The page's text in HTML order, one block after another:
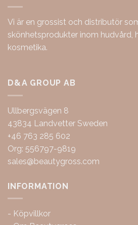
Vi är en grossist och distributör
skönhetsprodukter inom hudvård,
kosmetika.
D&A GROUP AB
Ullbergsvägen 8
43834 Landvetter Sweden
+46 763 285 602
Org: 556797-9819
sales@beautygross.com
INFORMATION
- Köpvillkor